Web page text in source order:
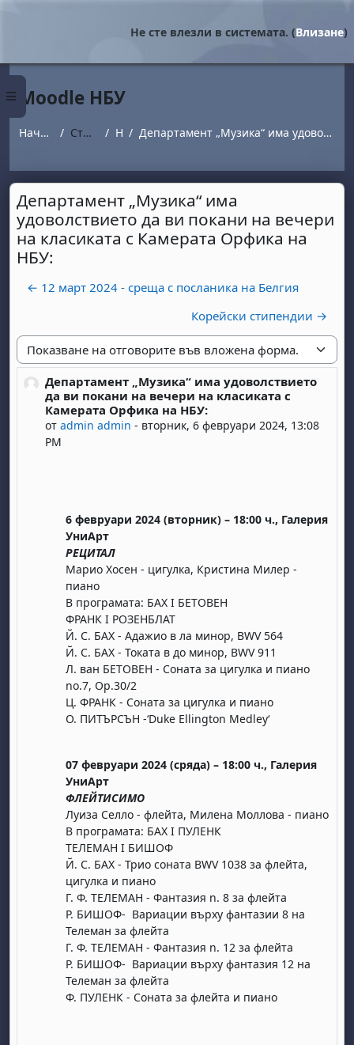
Страничен панел
Не сте влезли в системата. (Влизане)
Moodle НБУ
Начална страница Страници от сайта Новини Департамент „Музика“ има удоволствието да ви покани на вечери на класиката с Камерата Орфика на НБУ:
Департамент „Музика“ има
удоволствието да ви покани на вечери
на класиката с Камерата Орфика на
НБУ:
← 12 март 2024 - среща с посланика на Белгия
Корейски стипендии →
Начин на показване
Департамент „Музика“ има удоволствието
да ви покани на вечери на класиката с
Камерата Орфика на НБУ:
от admin admin - вторник, 6 февруари 2024, 13:08
PM
Number of replies: 0
6 февруари 2024 (вторник) – 18:00 ч., Галерия
УниАрт
РЕЦИТАЛ
Марио Хосен - цигулка, Кристина Милер -
пиано
В програмата: БАХ I БЕТОВЕН
ФРАНК I РОЗЕНБЛАТ
Й. С. БАХ - Адажио в ла минор, BWV 564
Й. С. БАХ - Токата в до минор, BWV 911
Л. ван БЕТОВЕН - Соната за цигулка и пиано
no.7, Op.30/2
Ц. ФРАНК - Соната за цигулка и пиано
О. ПИТЪРСЪН -‘Duke Ellington Medley‘
07 февруари 2024 (сряда) – 18:00 ч., Галерия
УниАрт
ФЛЕЙТИСИМО
Луиза Селло - флейта, Милена Моллова - пиано
В програмата: БАХ I ПУЛЕНК
ТЕЛЕМАН I БИШОФ
Й. С. БАХ - Трио соната BWV 1038 за флейта,
цигулка и пиано
Г. Ф. ТЕЛЕМАН - Фантазия n. 8 за флейта
Р. БИШОФ- Вариации върху фантазии 8 на
Телеман за флейта
Г. Ф. ТЕЛЕМАН - Фантазия n. 12 за флейта
Р. БИШОФ- Вариации върху фантазия 12 на
Телеман за флейта
Ф. ПУЛЕНК - Соната за флейта и пиано
1 август
неделя, 2 август
8 август
неделя, 9 август
15 август
неделя, 16 август
22 август
неделя, 23 август
29 август
неделя, 30 август